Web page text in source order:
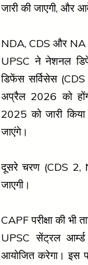
जारी की जाएगी, और
NDA, CDS और NA
UPSC ने नेशनल
डिफेंस सर्विसेस (CDS
अप्रैल 2026 को
2025 को जारी
जाएंगे।
दूसरे चरण (CDS 2,
जाएगी।
CAPF परीक्षा की भी
UPSC सेंट्रल
आयोजित करेगा। इस